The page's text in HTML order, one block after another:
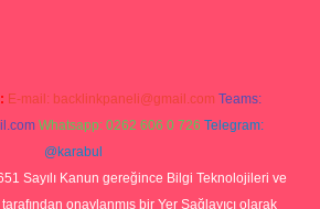
E-mail: backlinkpaneli@gmail.com Teams:
Whatsapp: 0262 606 0 726 Telegram:
@karabul
Sayılı Kanun gereğince Bilgi Teknolojileri ve
onaylanmış bir Yer Sağlayıcı olarak